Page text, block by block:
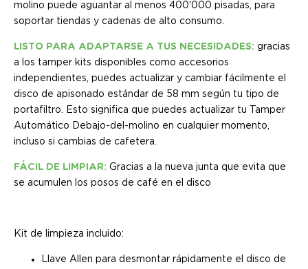
molino puede aguantar al menos 400'000 pisadas, para
soportar tiendas y cadenas de alto consumo.
LISTO PARA ADAPTARSE A TUS NECESIDADES: gracias
a los tamper kits disponibles como accesorios
independientes, puedes actualizar y cambiar fácilmente el
disco de apisonado estándar de 58 mm según tu tipo de
portafiltro. Esto significa que puedes actualizar tu Tamper
Automático Debajo-del-molino en cualquier momento,
incluso si cambias de cafetera.
FÁCIL DE LIMPIAR: Gracias a la nueva junta que evita que
se acumulen los posos de café en el disco
Kit de limpieza incluido:
Llave Allen para desmontar rápidamente el disco de